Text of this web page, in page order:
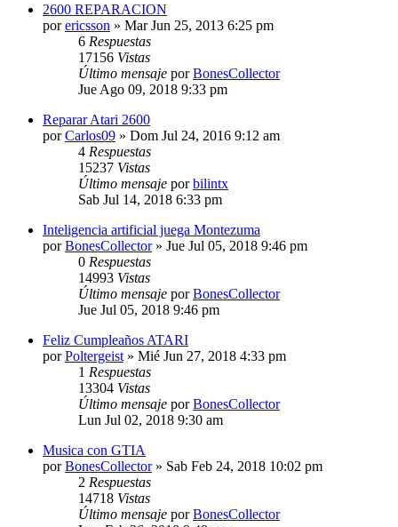
2600 REPARACION
porericsson » Mar Jun 25, 2013 6:25 pm
6 Respuestas
17156 Vistas
Último mensaje porBonesCollector
Jue Ago 09, 2018 9:33 pm
Reparar Atari 2600
porCarlos09 » Dom Jul 24, 2016 9:12 am
4 Respuestas
15237 Vistas
Último mensaje porbilintx
Sab Jul 14, 2018 6:33 pm
Inteligencia artificial juega Montezuma
porBonesCollector» Jue Jul 05, 2018 9:46 pm
0 Respuestas
14993 Vistas
Último mensaje porBonesCollector
Jue Jul 05, 2018 9:46 pm
Feliz Cumpleaños ATARI
porPoltergeist » Mié Jun 27, 2018 4:33 pm
1 Respuestas
13304 Vistas
Último mensaje porBonesCollector
Lun Jul 02, 2018 9:30 am
Musica con GTIA
porBonesCollector» Sab Feb 24, 2018 10:02 pm
2 Respuestas
14718 Vistas
Último mensaje porBonesCollector